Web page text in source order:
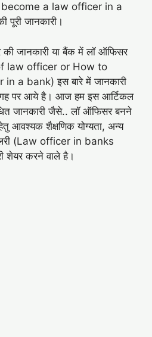
become a law officer in a
जानकारी।
जानकारी या बैंक में लॉ ऑफिसर
law officer or How to
a bank) इस बारे में जानकारी
पर आये है। आज हम इस आर्टिकल
जानकारी जैसे.. लॉ ऑफिसर बनने
आवश्यक शैक्षणिक योग्यता, अन्य
(Law officer in banks
शेयर करने वाले है।